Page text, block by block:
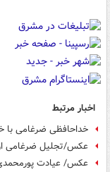
اخبار مرتبط
خداحافظی ضرغامی با
عکس/تجلیل ضرغامی
عکس/ عیادت